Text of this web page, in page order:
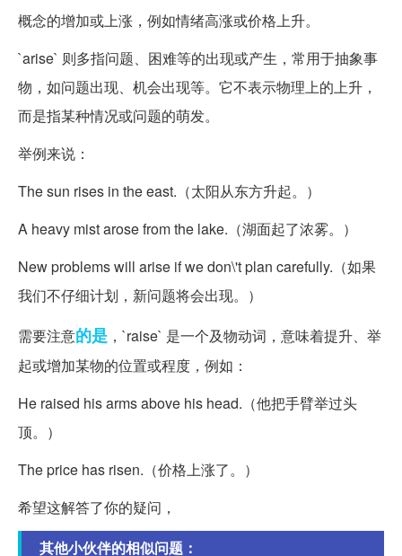
概念的增加或上涨，例如情绪高涨或价格上升。
`arise` 则多指问题、困难等的出现或产生，常用于抽象事
物，如问题出现、机会出现等。它不表示物理上的上升，
而是指某种情况或问题的萌发。
举例来说：
The sun rises in the east.（太阳从东方升起。）
A heavy mist arose from the lake.（湖面起了浓雾。）
New problems will arise if we don\'t plan carefully.（如果
我们不仔细计划，新问题将会出现。）
需要注意的是 ，`raise` 是一个及物动词，意味着提升、举
起或增加某物的位置或程度，例如：
He raised his arms above his head.（他把手臂举过头
顶。）
The price has risen.（价格上涨了。）
希望这解答了你的疑问，
其他小伙伴的相似问题：